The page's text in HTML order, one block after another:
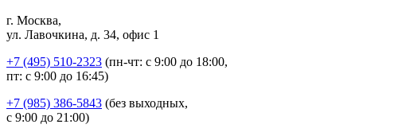
г. Москва,
ул. Лавочкина, д. 34, офис 1
+7 (495) 510-2323 (пн-чт: с 9:00 до 18:00,
пт: с 9:00 до 16:45)
+7 (985) 386-5843 (без выходных,
с 9:00 до 21:00)